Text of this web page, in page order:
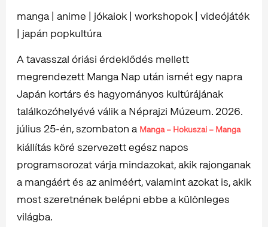
manga | anime | jókaiok | workshopok | videójáték
| japán popkultúra
A tavasszal óriási érdeklődés mellett
megrendezett Manga Nap után ismét egy napra
Japán kortárs és hagyományos kultúrájának
találkozóhelyévé válik a Néprajzi Múzeum. 2026.
július 25-én, szombaton a Manga – Hokuszai – Manga
kiállítás köré szervezett egész napos
programsorozat várja mindazokat, akik rajonganak
a mangáért és az animéért, valamint azokat is, akik
most szeretnének belépni ebbe a különleges
világba.